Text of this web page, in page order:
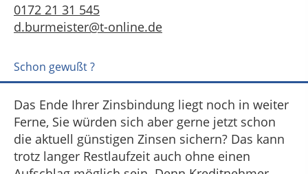
0172 21 31 545
d.burmeister@t-online.de
Schon gewußt ?
Das Ende Ihrer Zinsbindung liegt noch in weiter
Ferne, Sie würden sich aber gerne jetzt schon
die aktuell günstigen Zinsen sichern? Das kann
trotz langer Restlaufzeit auch ohne einen